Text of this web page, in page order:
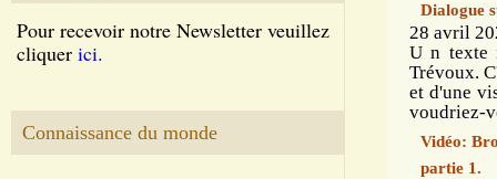
Pour recevoir notre Newsletter veuillez
cliquer ici.
Connaissance du monde
Dialogue
28 avril
U n texte
Trévoux.
et d'une
voudriez-
Vidéo:
partie 1.